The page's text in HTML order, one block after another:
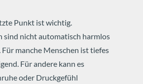
Punkt ist wichtig.
sind nicht automatisch harmlos
Für manche Menschen ist tiefes
Für andere kann es
oder Druckgefühl